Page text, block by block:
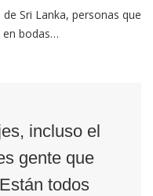
Sri Lanka, personas que
bodas…
incluso el
gente que
todos